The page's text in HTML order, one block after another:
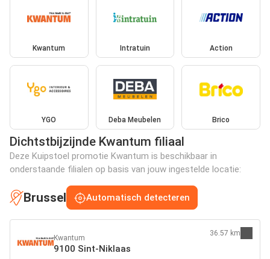
Kwantum Intratuin Action
YGO Deba Meubelen Brico
Dichtstbijzijnde Kwantum filiaal
Deze Kuipstoel promotie Kwantum is beschikbaar in
onderstaande filialen op basis van jouw ingestelde locatie:
Brussel Automatisch detecteren
Kwantum
9100 Sint-Niklaas
36.57 km